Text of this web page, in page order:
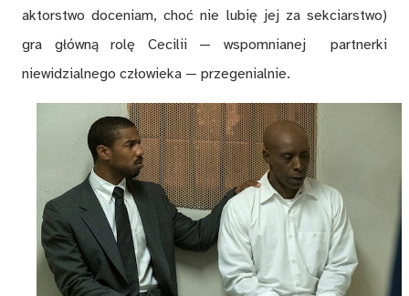
aktorstwo doceniam, choć nie lubię jej za sekciarstwo)
gra główną rolę Cecilii — wspomnianej partnerki
niewidzialnego człowieka — przegenialnie.